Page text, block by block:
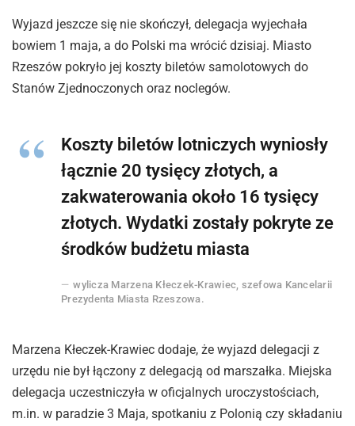
Wyjazd jeszcze się nie skończył, delegacja wyjechała
bowiem 1 maja, a do Polski ma wrócić dzisiaj. Miasto
Rzeszów pokryło jej koszty biletów samolotowych do
Stanów Zjednoczonych oraz noclegów.
Koszty biletów lotniczych wyniosły
łącznie 20 tysięcy złotych, a
zakwaterowania około 16 tysięcy
złotych. Wydatki zostały pokryte ze
środków budżetu miasta
wylicza Marzena Kłeczek-Krawiec, szefowa Kancelarii
Prezydenta Miasta Rzeszowa.
Marzena Kłeczek-Krawiec dodaje, że wyjazd delegacji z
urzędu nie był łączony z delegacją od marszałka. Miejska
delegacja uczestniczyła w oficjalnych uroczystościach,
m.in. w paradzie 3 Maja, spotkaniu z Polonią czy składaniu